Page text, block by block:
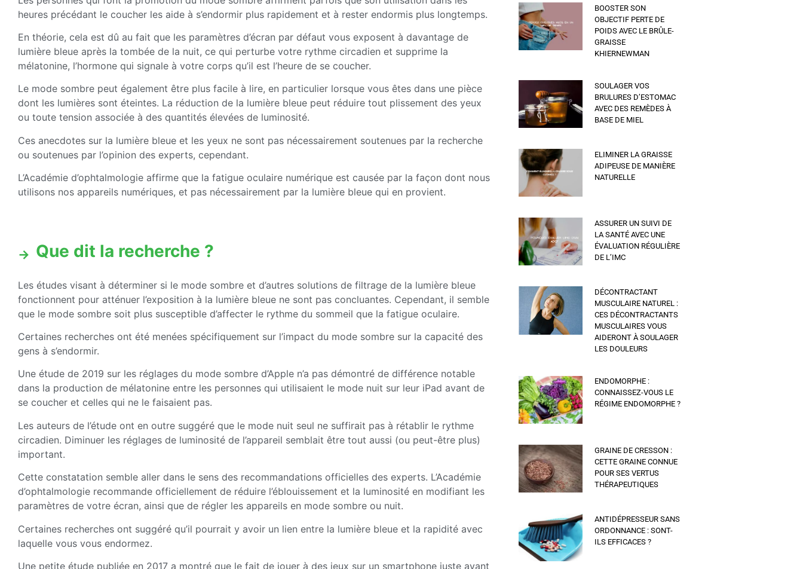
heures précédant le coucher les aide à s’endormir plus rapidement et à rester endormis plus longtemps.
En théorie, cela est dû au fait que les paramètres d’écran par défaut vous exposent à davantage de
lumière bleue après la tombée de la nuit, ce qui perturbe votre rythme circadien et supprime la
mélatonine, l’hormone qui signale à votre corps qu’il est l’heure de se coucher.
Le mode sombre peut également être plus facile à lire, en particulier lorsque vous êtes dans une pièce
dont les lumières sont éteintes. La réduction de la lumière bleue peut réduire tout plissement des yeux
ou toute tension associée à des quantités élevées de luminosité.
Ces anecdotes sur la lumière bleue et les yeux ne sont pas nécessairement soutenues par la recherche
ou soutenues par l’opinion des experts, cependant.
L’Académie d’ophtalmologie affirme que la fatigue oculaire numérique est causée par la façon dont nous
utilisons nos appareils numériques, et pas nécessairement par la lumière bleue qui en provient.
Que dit la recherche ?
Les études visant à déterminer si le mode sombre et d’autres solutions de filtrage de la lumière bleue
fonctionnent pour atténuer l’exposition à la lumière bleue ne sont pas concluantes. Cependant, il semble
que le mode sombre soit plus susceptible d’affecter le rythme du sommeil que la fatigue oculaire.
Certaines recherches ont été menées spécifiquement sur l’impact du mode sombre sur la capacité des
gens à s’endormir.
Une étude de 2019 sur les réglages du mode sombre d’Apple n’a pas démontré de différence notable
dans la production de mélatonine entre les personnes qui utilisaient le mode nuit sur leur iPad avant de
se coucher et celles qui ne le faisaient pas.
Les auteurs de l’étude ont en outre suggéré que le mode nuit seul ne suffirait pas à rétablir le rythme
circadien. Diminuer les réglages de luminosité de l’appareil semblait être tout aussi (ou peut-être plus)
important.
Cette constatation semble aller dans le sens des recommandations officielles des experts. L’Académie
d’ophtalmologie recommande officiellement de réduire l’éblouissement et la luminosité en modifiant les
paramètres de votre écran, ainsi que de régler les appareils en mode sombre ou nuit.
Certaines recherches ont suggéré qu’il pourrait y avoir un lien entre la lumière bleue et la rapidité avec
laquelle vous vous endormez.
Une petite étude publiée en 2017 a montré que le fait de jouer à des jeux sur un smartphone juste avant
BOOSTER SON
OBJECTIF PERTE DE
POIDS AVEC LE BRÛLE-
GRAISSE
KHIERNEWMAN
SOULAGER VOS
BRULURES D’ESTOMAC
AVEC DES REMÈDES À
BASE DE MIEL
ELIMINER LA GRAISSE
ADIPEUSE DE MANIÈRE
NATURELLE
ASSURER UN SUIVI DE
LA SANTÉ AVEC UNE
ÉVALUATION RÉGULIÈRE
DE L’IMC
DÉCONTRACTANT
MUSCULAIRE NATUREL :
CES DÉCONTRACTANTS
MUSCULAIRES VOUS
AIDERONT À SOULAGER
LES DOULEURS
ENDOMORPHE :
CONNAISSEZ-VOUS LE
RÉGIME ENDOMORPHE ?
GRAINE DE CRESSON :
CETTE GRAINE CONNUE
POUR SES VERTUS
THÉRAPEUTIQUES
ANTIDÉPRESSEUR SANS
ORDONNANCE : SONT-
ILS EFFICACES ?